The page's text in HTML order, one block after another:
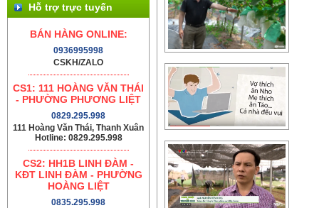
Hỗ trợ trực tuyến
BÁN HÀNG ONLINE:
0936995998
CSKH/ZALO
CS1: 111 HOÀNG VĂN THÁI
- PHƯỜNG PHƯƠNG LIỆT
0829.295.998
111 Hoàng Văn Thái, Thanh Xuân
Hotline: 0829.295.998
CS2: HH1B LINH ĐÀM -
KĐT LINH ĐÀM - PHƯỜNG
HOÀNG LIỆT
0835.295.998